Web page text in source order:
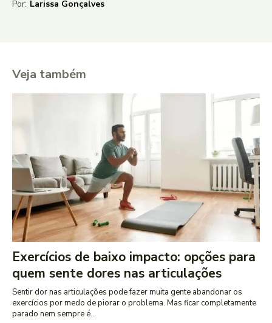
Por: Larissa Gonçalves
Veja também
Exercícios de baixo impacto: opções para
quem sente dores nas articulações
Sentir dor nas articulações pode fazer muita gente abandonar os
exercícios por medo de piorar o problema. Mas ficar completamente
parado nem sempre é...